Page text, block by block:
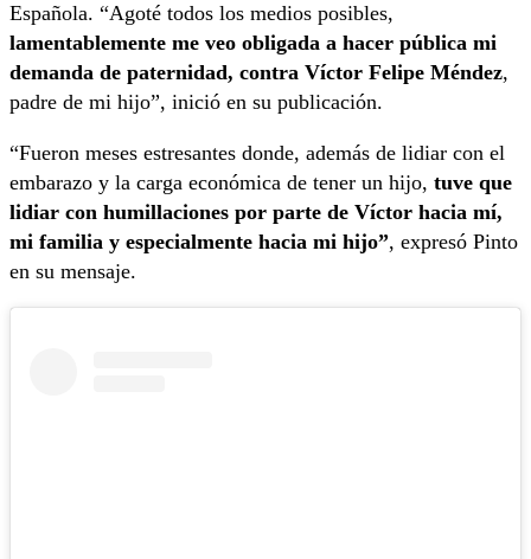
Española. “Agoté todos los medios posibles,
lamentablemente me veo obligada a hacer pública mi
demanda de paternidad, contra Víctor Felipe Méndez,
padre de mi hijo”, inició en su publicación.
“Fueron meses estresantes donde, además de lidiar con el
embarazo y la carga económica de tener un hijo, tuve que
lidiar con humillaciones por parte de Víctor hacia mí,
mi familia y especialmente hacia mi hijo”, expresó Pinto
en su mensaje.